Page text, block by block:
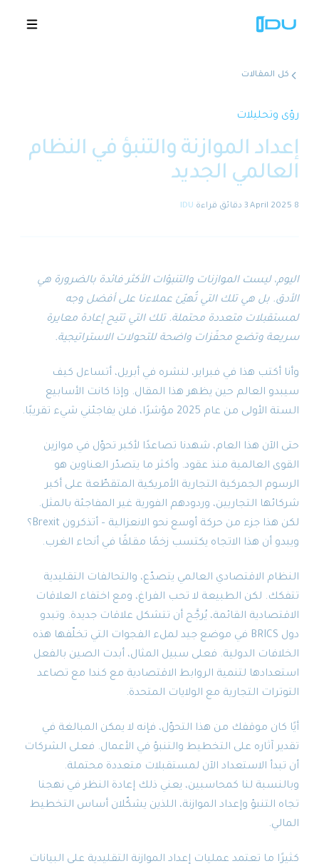
الحلول
المنصة
نجاح عالمي
🇸🇦 عروض توضيحية
كل المقالات
رؤى وتحليلات
إعداد الموازنة والتنبؤ في النظام
العالمي الجديد
8 April 2025
· 3 دقائق قراءة IDU
اليوم، ليست الموازنات والتنبؤات الأكثر فائدة بالضرورة هي
الأدق. بل هي تلك التي تُهيّئ عملاءنا على أفضل وجه
لمستقبلات متعددة محتملة. تلك التي تتيح إعادة معايرة
سريعة وتضع محفّزات واضحة للتحولات الاستراتيجية.
وأنا أكتب هذا في فبراير، لنشره في أبريل، أتساءل كيف
سيبدو العالم حين يظهر هذا المقال. وإذا كانت الأسابيع
الستة الأولى من عام 2025 مؤشرًا، فلن يفاجئني شيء تقريبًا.
حتى الآن هذا العام، شهدنا تصاعدًا لأكبر تحوّل في موازين
القوى العالمية منذ عقود. وأكثر ما يتصدّر العناوين هو
الرسوم الجمركية التجارية الأمريكية المتقطّعة على أكبر
شركائها التجاريين، وردودهم الفورية غير المفاجئة بالمثل.
لكن هذا جزء من حركة أوسع نحو الانعزالية – أتذكرون Brexit؟
ويبدو أن هذا الاتجاه يكتسب زخمًا مقلقًا في أنحاء الغرب.
النظام الاقتصادي العالمي يتصدّع، والتحالفات التقليدية
تتفكك. لكن الطبيعة لا تحب الفراغ، ومع اختفاء العلاقات
الاقتصادية القائمة، يُرجَّح أن تتشكل علاقات جديدة. وتبدو
دول BRICS في موضع جيد لملء الفجوات التي تخلّفها هذه
الخلافات الدولية. فعلى سبيل المثال، أبدت الصين بالفعل
استعدادها لتنمية الروابط الاقتصادية مع كندا مع تصاعد
التوترات التجارية مع الولايات المتحدة.
أيًا كان موقفك من هذا التحوّل، فإنه لا يمكن المبالغة في
تقدير آثاره على التخطيط والتنبؤ في الأعمال. فعلى الشركات
أن تبدأ الاستعداد الآن لمستقبلات متعددة محتملة.
وبالنسبة لنا كمحاسبين، يعني ذلك إعادة النظر في نهجنا
تجاه التنبؤ وإعداد الموازنة، اللذين يشكّلان أساس التخطيط
المالي.
كثيرًا ما تعتمد عمليات إعداد الموازنة التقليدية على البيانات